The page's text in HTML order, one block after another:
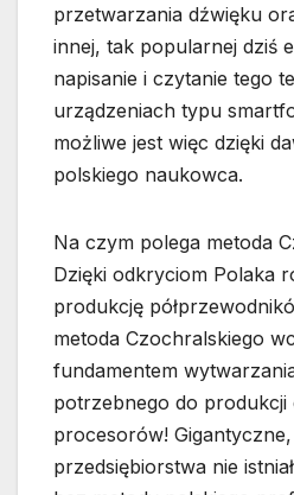
przetwarzania dźwięku
innej, tak popularnej dziś
napisanie i czytanie tego
urządzeniach typu
możliwe jest więc dzięki
polskiego naukowca.
Na czym polega metoda
Dzięki odkryciom Polaka
produkcję
metoda Czochralskiego
fundamentem
potrzebnego do produkcji
procesorów!
przedsiębiorstwa nie